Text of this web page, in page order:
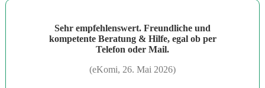
Sehr empfehlenswert. Freundliche und
kompetente Beratung & Hilfe, egal ob per
Telefon oder Mail.
(eKomi, 26. Mai 2026)